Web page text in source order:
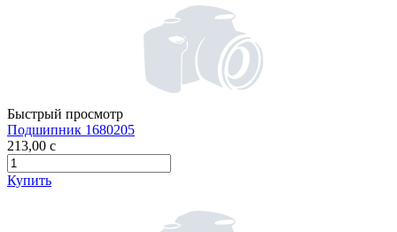
Быстрый просмотр
Подшипник 1680205
213,00 c
Купить